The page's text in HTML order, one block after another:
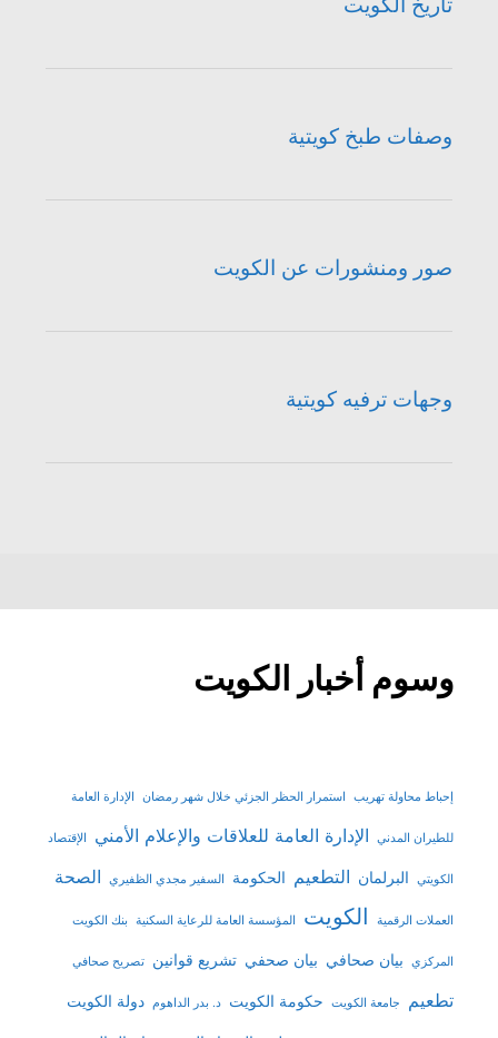
تاريخ الكويت
وصفات طبخ كويتية
صور ومنشورات عن الكويت
وجهات ترفيه كويتية
وسوم أخبار الكويت
إحباط محاولة تهريب استمرار الحظر الجزئي خلال شهر رمضان الإدارة العامة
للطيران المدني الإدارة العامة للعلاقات والإعلام الأمني الإقتصاد
الكويتي البرلمان التطعيم الحكومة السفير مجدي الظفيري الصحة
العملات الرقمية الكويت المؤسسة العامة للرعاية السكنية بنك الكويت
المركزي بيان صحافي بيان صحفي تشريع قوانين تصريح صحافي
تطعيم جامعة الكويت حكومة الكويت د. بدر الداهوم دولة الكويت